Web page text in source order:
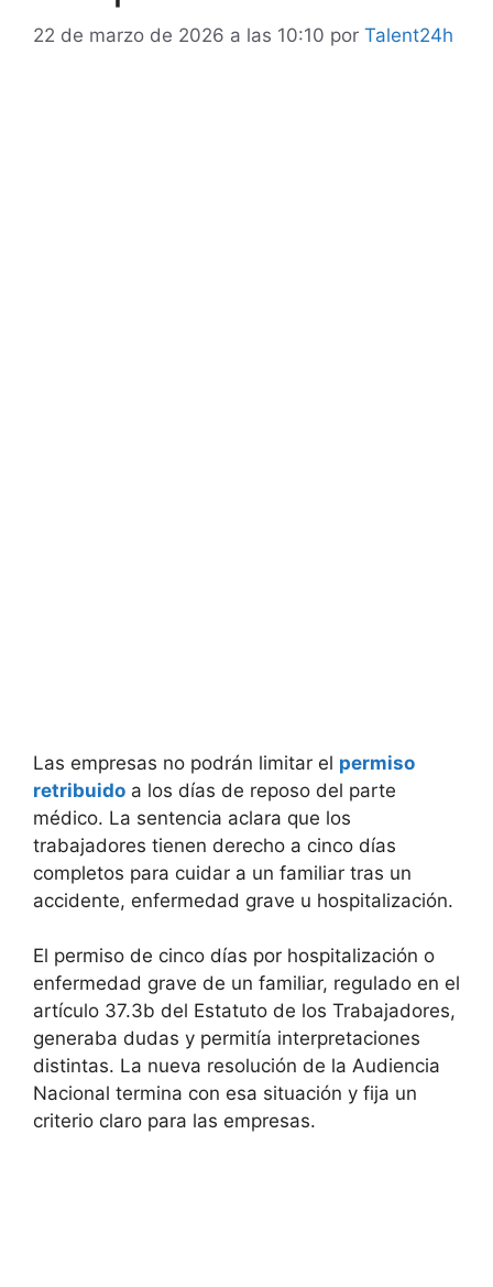
22 de marzo de 2026 a las 10:10 por Talent24h
Las empresas no podrán limitar el permiso
retribuido a los días de reposo del parte
médico. La sentencia aclara que los
trabajadores tienen derecho a cinco días
completos para cuidar a un familiar tras un
accidente, enfermedad grave u hospitalización.
El permiso de cinco días por hospitalización o
enfermedad grave de un familiar, regulado en el
artículo 37.3b del Estatuto de los Trabajadores,
generaba dudas y permitía interpretaciones
distintas. La nueva resolución de la Audiencia
Nacional termina con esa situación y fija un
criterio claro para las empresas.